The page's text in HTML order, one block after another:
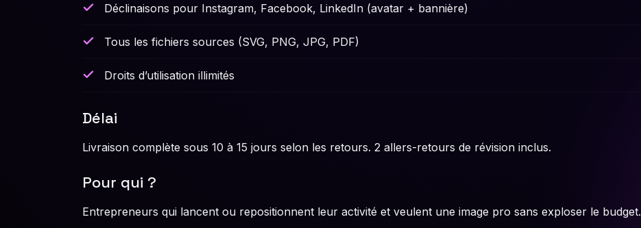
Déclinaisons pour Instagram, Facebook, LinkedIn (avatar + bannière)
Tous les fichiers sources (SVG, PNG, JPG, PDF)
Droits d’utilisation illimités
Délai
Livraison complète sous 10 à 15 jours selon les retours. 2 allers-retours de révision inclus.
Pour qui ?
Entrepreneurs qui lancent ou repositionnent leur activité et veulent une image pro sans exploser le budget.